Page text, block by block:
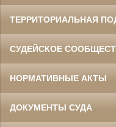
ТЕРРИТОРИАЛЬНАЯ
СУДЕЙСКОЕ
НОРМАТИВНЫЕ АКТЫ
ДОКУМЕНТЫ СУДА